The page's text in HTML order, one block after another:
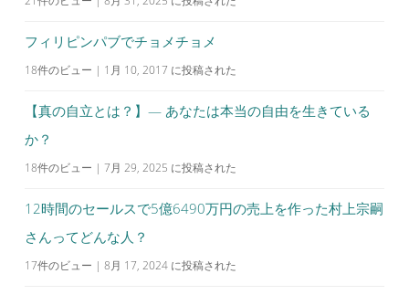
フィリピンパブでチョメチョメ
18件のビュー | 1月 10, 2017 に投稿された
【真の自立とは？】— あなたは本当の自由を生きている
か？
18件のビュー | 7月 29, 2025 に投稿された
12時間のセールスで5億6490万円の売上を作った村上宗嗣
さんってどんな人？
17件のビュー | 8月 17, 2024 に投稿された